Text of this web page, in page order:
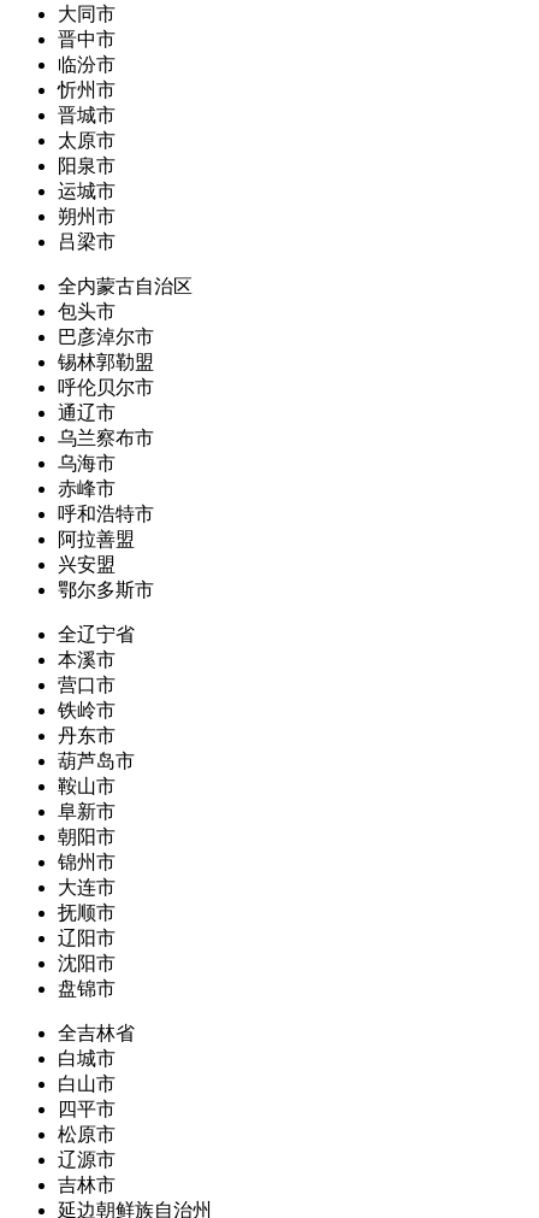
大同市
晋中市
临汾市
忻州市
晋城市
太原市
阳泉市
运城市
朔州市
吕梁市
全内蒙古自治区
包头市
巴彦淖尔市
锡林郭勒盟
呼伦贝尔市
通辽市
乌兰察布市
乌海市
赤峰市
呼和浩特市
阿拉善盟
兴安盟
鄂尔多斯市
全辽宁省
本溪市
营口市
铁岭市
丹东市
葫芦岛市
鞍山市
阜新市
朝阳市
锦州市
大连市
抚顺市
辽阳市
沈阳市
盘锦市
全吉林省
白城市
白山市
四平市
松原市
辽源市
吉林市
延边朝鲜族自治州